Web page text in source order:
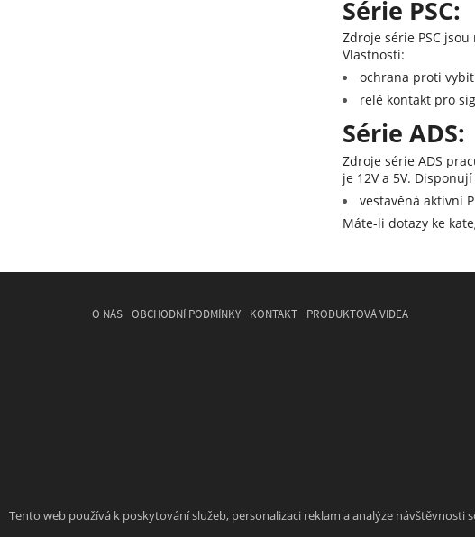
Série PSC:
Zdroje série PSC
Vlastnosti:
ochrana proti
relé kontakt pro
Série ADS:
Zdroje série ADS
je 12V a 5V.
vestavěná aktivní
Máte-li dotazy ke
O NÁS OBCHODNÍ PODMÍNKY KONTAKT PRODUKTOVÁ VIDEA
Tento web používá k poskytování služeb, personalizaci reklam a analýze